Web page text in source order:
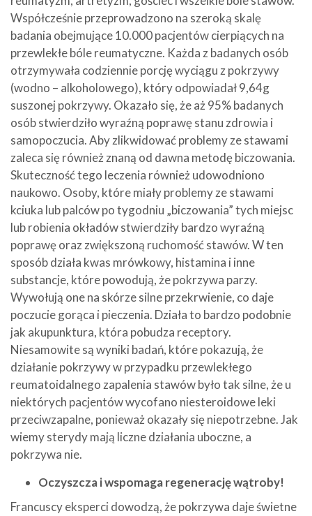
Współcześnie przeprowadzono na szeroką skalę
badania obejmujące 10.000 pacjentów cierpiących na
przewlekłe bóle reumatyczne. Każda z badanych osób
otrzymywała codziennie porcję wyciągu z pokrzywy
(wodno – alkoholowego), który odpowiadał 9,64g
suszonej pokrzywy. Okazało się, że aż 95% badanych
osób stwierdziło wyraźną poprawę stanu zdrowia i
samopoczucia. Aby zlikwidować problemy ze stawami
zaleca się również znaną od dawna metodę biczowania.
Skuteczność tego leczenia również udowodniono
naukowo. Osoby, które miały problemy ze stawami
kciuka lub palców po tygodniu „biczowania” tych miejsc
lub robienia okładów stwierdziły bardzo wyraźną
poprawę oraz zwiększoną ruchomość stawów. W ten
sposób działa kwas mrówkowy, histamina i inne
substancje, które powodują, że pokrzywa parzy.
Wywołują one na skórze silne przekrwienie, co daje
poczucie gorąca i pieczenia. Działa to bardzo podobnie
jak akupunktura, która pobudza receptory.
Niesamowite są wyniki badań, które pokazują, że
działanie pokrzywy w przypadku przewlekłego
reumatoidalnego zapalenia stawów było tak silne, że u
niektórych pacjentów wycofano niesteroidowe leki
przeciwzapalne, ponieważ okazały się niepotrzebne. Jak
wiemy sterydy mają liczne działania uboczne, a
pokrzywa nie.
Oczyszcza i wspomaga regenerację wątroby!
Francuscy eksperci dowodzą, że pokrzywa daje świetne